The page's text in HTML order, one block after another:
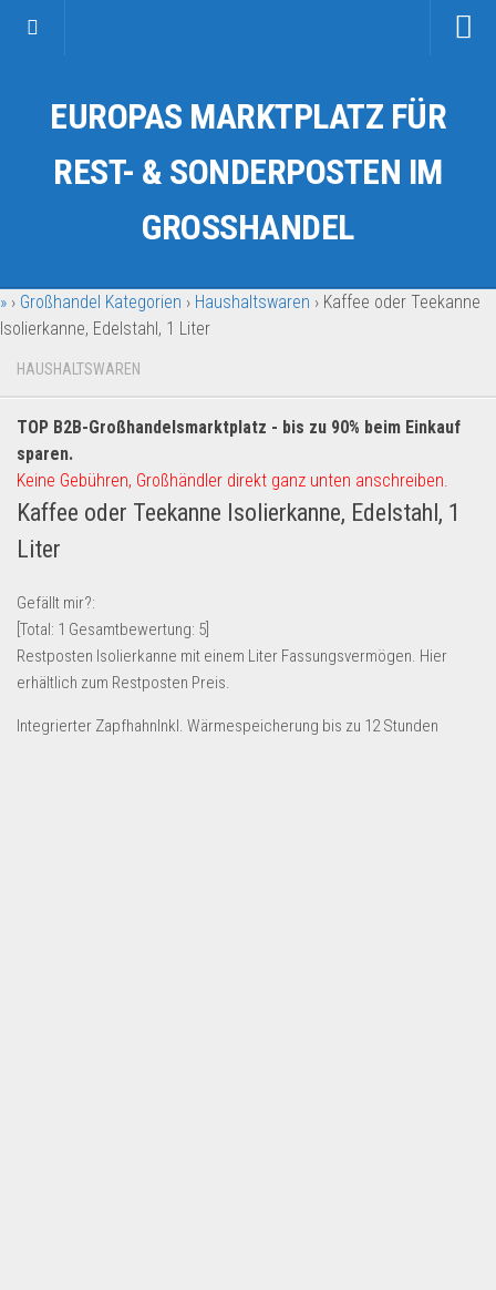
Kategorien
Auto & Motorrad
Fahrzeuge & Transport
Garten & Werkzeug
Geschäft, Büro & Schreibwaren
Geschenkartikel
Handy und Smartphone
Kosmetik & Pflege
Lebensmittel & Getränke
Münzen
Spielzeug & Games
EUROPAS MARKTPLATZ FÜR
REST- & SONDERPOSTEN IM
GROSSHANDEL
» › Großhandel Kategorien › Haushaltswaren › Kaffee oder Teekanne
Isolierkanne, Edelstahl, 1 Liter
HAUSHALTSWAREN
TOP B2B-Großhandelsmarktplatz - bis zu 90% beim Einkauf
sparen.
Keine Gebühren, Großhändler direkt ganz unten anschreiben.
Kaffee oder Teekanne Isolierkanne, Edelstahl, 1
Liter
Gefällt mir?:
[Total: 1 Gesamtbewertung: 5
Restposten Isolierkanne mit einem Liter Fassungsvermögen. Hier
erhältlich zum Restposten Preis.
Integrierter ZapfhahnInkl. Wärmespeicherung bis zu 12 Stunden